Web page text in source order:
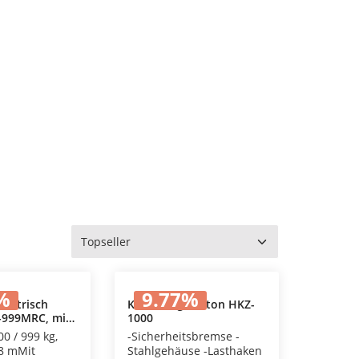
Warenkorb
mit
/ 999 kg,
mMit
9.77%
Kettenzug Proton HKZ-
1000
-Sicherheitsbremse -
Stahlgehäuse -Lasthaken